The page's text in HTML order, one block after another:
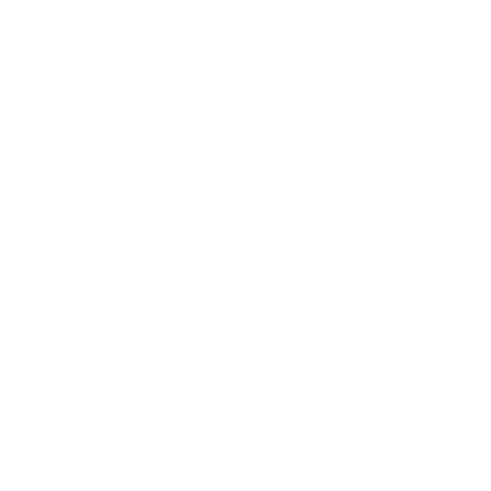
了承ください。
き作成されるも
をご了承くださ
です。
ありません。
です。
ず変更すること
1000ppm以下、
) : 1000ppm、
、
可)を取得する
これらの製造装
通知します。
ムロン制御